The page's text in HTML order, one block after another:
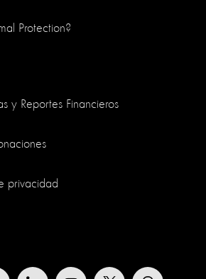
Protection?
y Reportes Financieros
privacidad